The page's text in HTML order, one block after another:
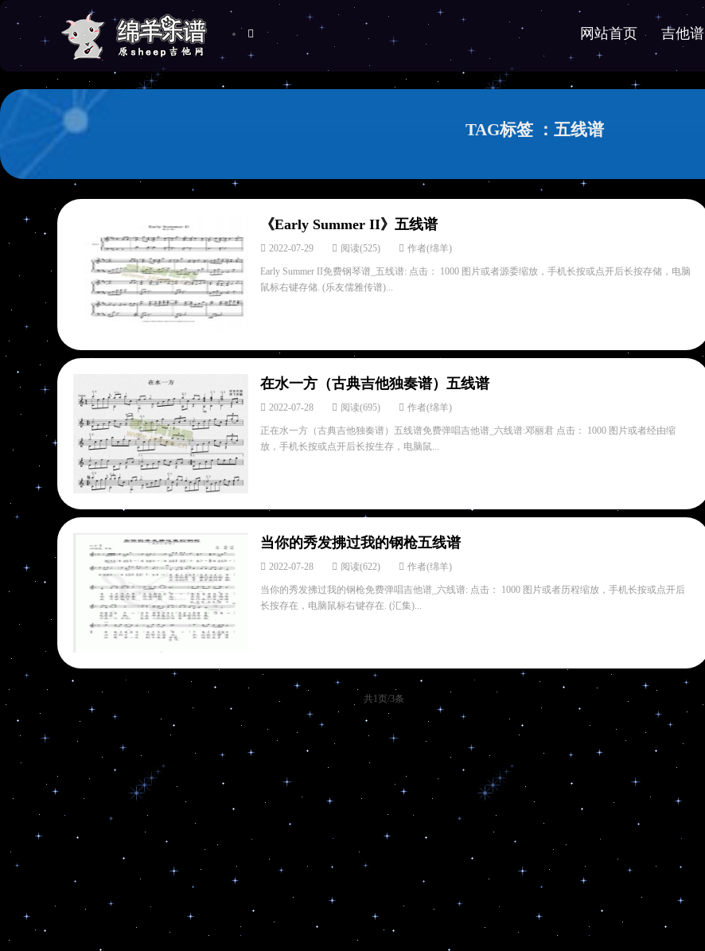
网站首页 吉他谱
TAG标签 ：五线谱
《Early Summer II》五线谱
2022-07-29 阅读(525) 作者(绵羊)
Early Summer II免费钢琴谱_五线谱: 点击： 1000 图片或者源委缩放，手机长按或点开后长按存储，电脑
鼠标右键存储. (乐友儒雅传谱)...
在水一方（古典吉他独奏谱）五线谱
2022-07-28 阅读(695) 作者(绵羊)
正在水一方（古典吉他独奏谱）五线谱免费弹唱吉他谱_六线谱:邓丽君 点击： 1000 图片或者经由缩
放，手机长按或点开后长按生存，电脑鼠...
当你的秀发拂过我的钢枪五线谱
2022-07-28 阅读(622) 作者(绵羊)
当你的秀发拂过我的钢枪免费弹唱吉他谱_六线谱: 点击： 1000 图片或者历程缩放，手机长按或点开后
长按存在，电脑鼠标右键存在. (汇集)...
共1页/3条